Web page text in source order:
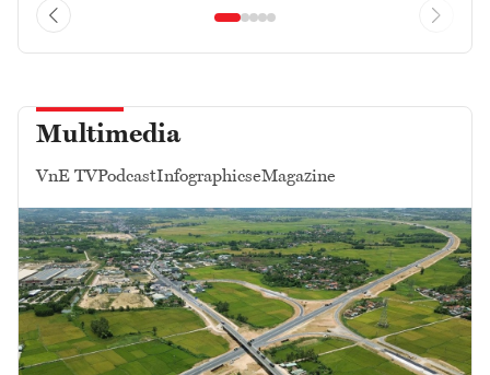
Multimedia
VnE TVPodcastInfographicseMagazine